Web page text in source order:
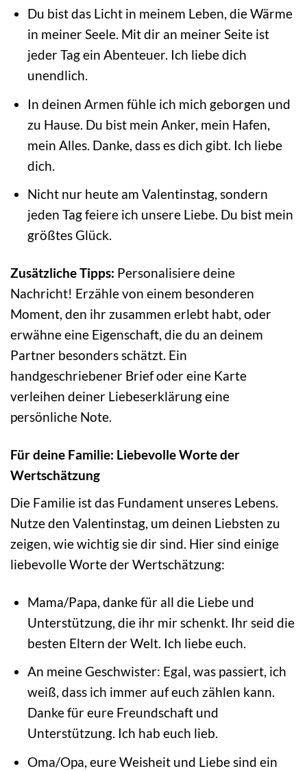
Du bist das Licht in meinem Leben, die Wärme
in meiner Seele. Mit dir an meiner Seite ist
jeder Tag ein Abenteuer. Ich liebe dich
unendlich.
In deinen Armen fühle ich mich geborgen und
zu Hause. Du bist mein Anker, mein Hafen,
mein Alles. Danke, dass es dich gibt. Ich liebe
dich.
Nicht nur heute am Valentinstag, sondern
jeden Tag feiere ich unsere Liebe. Du bist mein
größtes Glück.
Zusätzliche Tipps: Personalisiere deine
Nachricht! Erzähle von einem besonderen
Moment, den ihr zusammen erlebt habt, oder
erwähne eine Eigenschaft, die du an deinem
Partner besonders schätzt. Ein
handgeschriebener Brief oder eine Karte
verleihen deiner Liebeserklärung eine
persönliche Note.
Für deine Familie: Liebevolle Worte der
Wertschätzung
Die Familie ist das Fundament unseres Lebens.
Nutze den Valentinstag, um deinen Liebsten zu
zeigen, wie wichtig sie dir sind. Hier sind einige
liebevolle Worte der Wertschätzung:
Mama/Papa, danke für all die Liebe und
Unterstützung, die ihr mir schenkt. Ihr seid die
besten Eltern der Welt. Ich liebe euch.
An meine Geschwister: Egal, was passiert, ich
weiß, dass ich immer auf euch zählen kann.
Danke für eure Freundschaft und
Unterstützung. Ich hab euch lieb.
Oma/Opa, eure Weisheit und Liebe sind ein